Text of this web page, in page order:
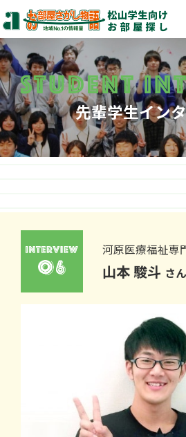
先輩学生イン
河原医療福祉専
山本 駿斗 さん